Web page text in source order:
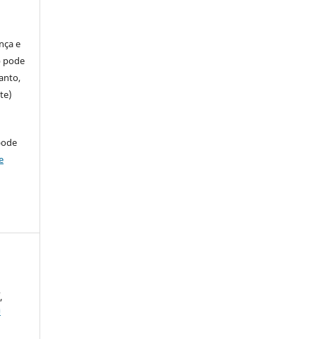
e
pode